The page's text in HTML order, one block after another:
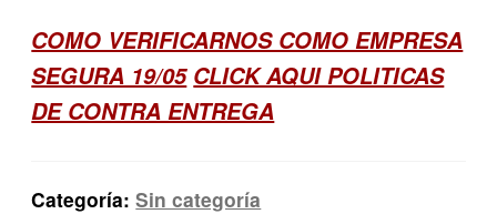
COMO VERIFICARNOS COMO EMPRESA
SEGURA 19/05 CLICK AQUI POLITICAS
DE CONTRA ENTREGA
Categoría:Sin categoría